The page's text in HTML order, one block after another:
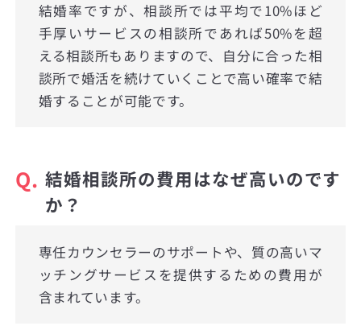
結婚率ですが、相談所では平均で10%ほど
手厚いサービスの相談所であれば50%を超
える相談所もありますので、自分に合った相
談所で婚活を続けていくことで高い確率で結
婚することが可能です。
Q. 結婚相談所の費用はなぜ高いのです
か？
専任カウンセラーのサポートや、質の高いマ
ッチングサービスを提供するための費用が
含まれています。